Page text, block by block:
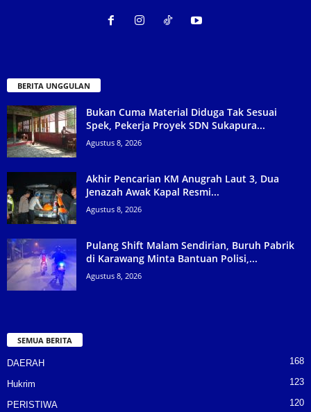
BERITA UNGGULAN
Bukan Cuma Material Diduga Tak Sesuai
Spek, Pekerja Proyek SDN Sukapura...
Agustus 8, 2026
Akhir Pencarian KM Anugrah Laut 3, Dua
Jenazah Awak Kapal Resmi...
Agustus 8, 2026
Pulang Shift Malam Sendirian, Buruh Pabrik
di Karawang Minta Bantuan Polisi,...
Agustus 8, 2026
SEMUA BERITA
DAERAH 168
Hukrim 123
PERISTIWA 120